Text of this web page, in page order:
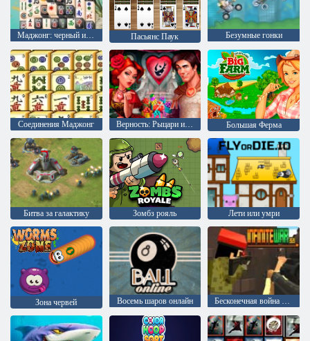
Маджонг: черный и белый Пасьянс Паук Безумные гонки
Соединения Маджонг Верность: Рыцари и Принцессы Большая Ферма
Битва за галактику Зомбз рояль Лети или умри
Зона червей Восемь шаров онлайн Бесконечная война 2020